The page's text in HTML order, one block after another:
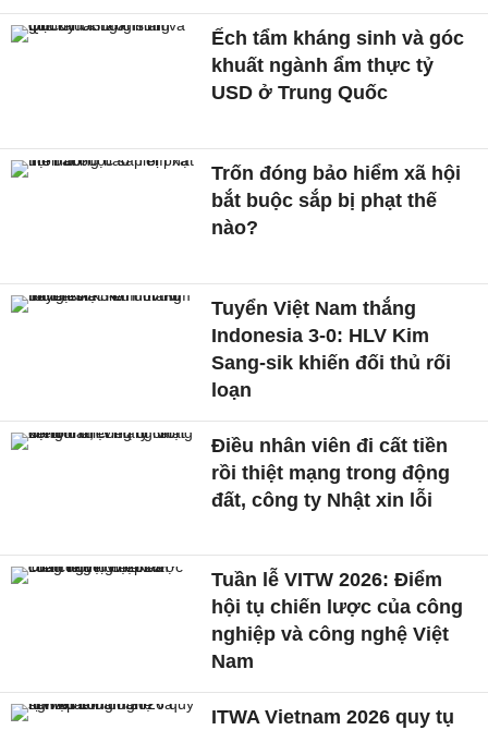
Ếch tẩm kháng sinh và góc
khuất ngành ẩm thực tỷ
USD ở Trung Quốc
Trốn đóng bảo hiểm xã hội
bắt buộc sắp bị phạt thế
nào?
Tuyển Việt Nam thắng
Indonesia 3-0: HLV Kim
Sang-sik khiến đối thủ rối
loạn
Điều nhân viên đi cất tiền
rồi thiệt mạng trong động
đất, công ty Nhật xin lỗi
Tuần lễ VITW 2026: Điểm
hội tụ chiến lược của công
nghiệp và công nghệ Việt
Nam
ITWA Vietnam 2026 quy tụ